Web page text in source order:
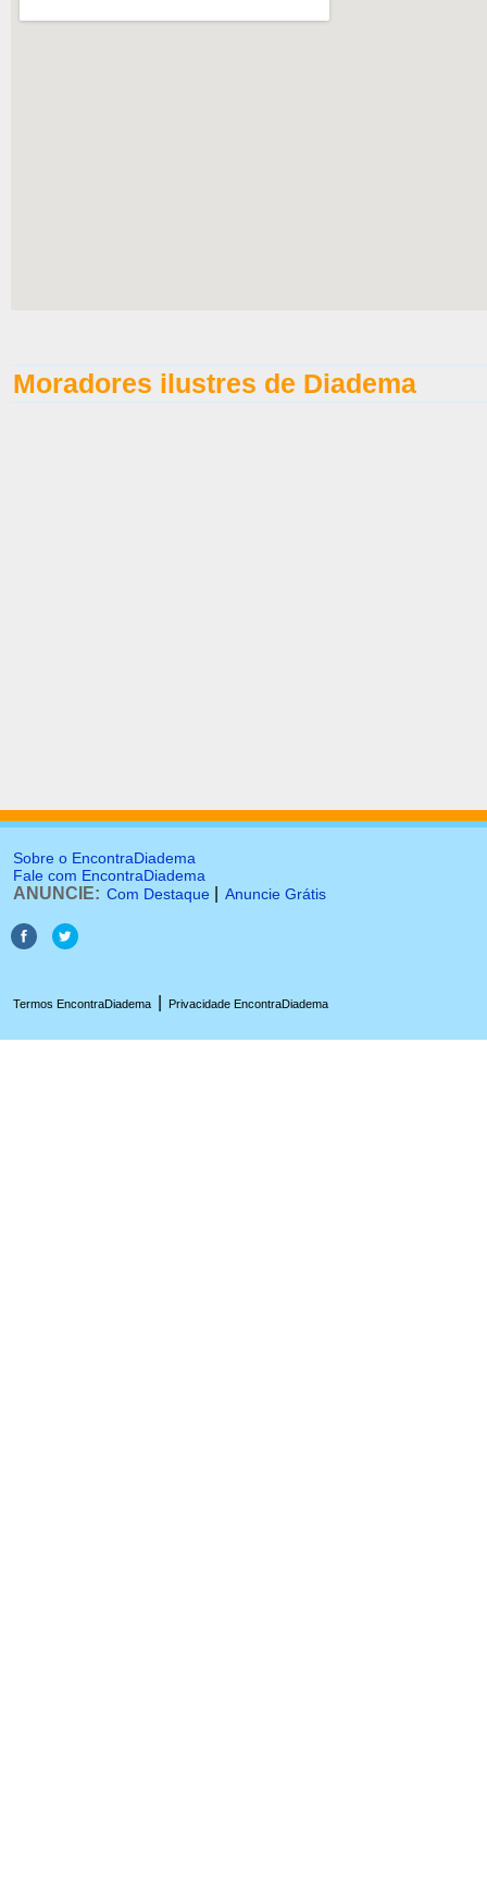
Moradores ilustres de Diadema
Sobre o EncontraDiadema
Fale com EncontraDiadema
ANUNCIE: Com Destaque Anuncie Grátis
Termos EncontraDiadema Privacidade EncontraDiadema